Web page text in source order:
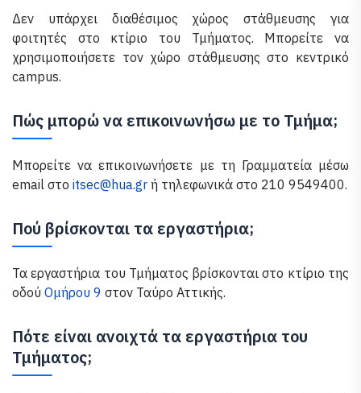
Δεν υπάρχει διαθέσιμος χώρος στάθμευσης για
φοιτητές στο κτίριο του Τμήματος. Μπορείτε να
χρησιμοποιήσετε τον χώρο στάθμευσης στο κεντρικό
campus.
Πώς μπορώ να επικοινωνήσω με το Τμήμα;
Μπορείτε να επικοινωνήσετε με τη Γραμματεία μέσω
email στο itsec@hua.gr ή τηλεφωνικά στο 210 9549400.
Πού βρίσκονται τα εργαστήρια;
Τα εργαστήρια του Τμήματος βρίσκονται στο κτίριο της
οδού Ομήρου 9 στον Ταύρο Αττικής.
Πότε είναι ανοιχτά τα εργαστήρια του
Τμήματος;